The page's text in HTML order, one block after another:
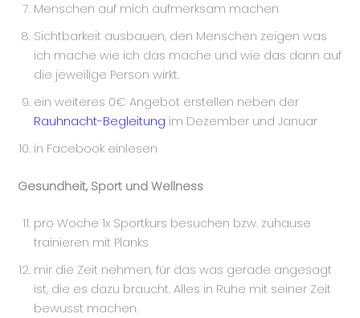
Menschen auf mich aufmerksam machen
Sichtbarkeit ausbauen, den Menschen zeigen was
ich mache wie ich das mache und wie das dann auf
die jeweilige Person wirkt.
ein weiteres 0€ Angebot erstellen neben der
Rauhnacht-Begleitung im Dezember und Januar
in Facebook einlesen
Gesundheit, Sport und Wellness
pro Woche 1x Sportkurs besuchen bzw. zuhause
trainieren mit Planks
mir die Zeit nehmen, für das was gerade angesagt
ist, die es dazu braucht. Alles in Ruhe mit seiner Zeit
bewusst machen.